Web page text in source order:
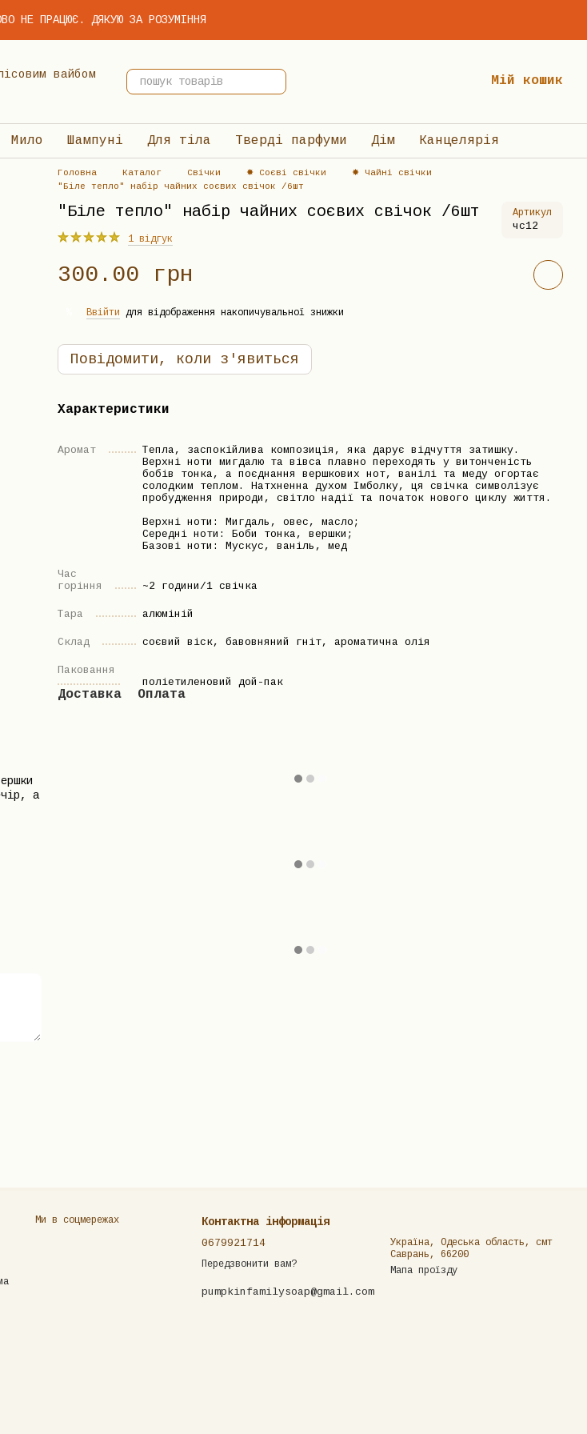
НЕ ПРАЦЮЄ. ДЯКУЮ ЗА РОЗУМІННЯ
вайбом
Мій кошик
Мило Шампуні Для тіла Тверді парфуми Дім Канцелярія
а
Головна Каталог Свічки ✸ Соєві свічки
✸ Чайні свічки
"Біле тепло" набір чайних соєвих свічок /6шт
"Біле тепло" набір чайних соєвих свічок /6шт Артикул
чc12
1 відгук
300.00 грн
Ввійти для відображення накопичувальної знижки
Повідомити, коли з'явиться
Характеристики
Аромат
Тепла, заспокійлива композиція, яка дарує відчуття затишку.
Верхні ноти мигдалю та вівса плавно переходять у витонченість
бобів тонка, а поєднання вершкових нот, ванілі та меду огортає
солодким теплом. Натхненна духом Імболку, ця свічка символізує
пробудження природи, світло надії та початок нового циклу життя.
Верхні ноти: Мигдаль, овес, масло;
Середні ноти: Боби тонка, вершки;
Базові ноти: Мускус, ваніль, мед
Час
горіння
~2 години/1 свічка
Тара алюміній
Склад соєвий віск, бавовняний гніт, ароматична олія
Паковання
поліетиленовий дой-пак
Доставка Оплата
Ми в соцмережах Контактна інформація
0679921714
Передзвонити вам?
pumpkinfamilysoap@gmail.com
Україна, Одеська область, смт
Саврань, 66200
Мапа проїзду